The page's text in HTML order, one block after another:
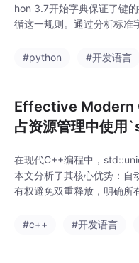
hon 3.7开始字典保证了键
循这一规则。通过分析标准
解进行静态分析。这些策略
#python #开发语言
Effective Modern
占资源管理中使
在现代C++编程中，
本文分析了其核心优势：自
有权避免双重释放，明确所
tr更适合单所有者场景。通
#c++ #开发语言